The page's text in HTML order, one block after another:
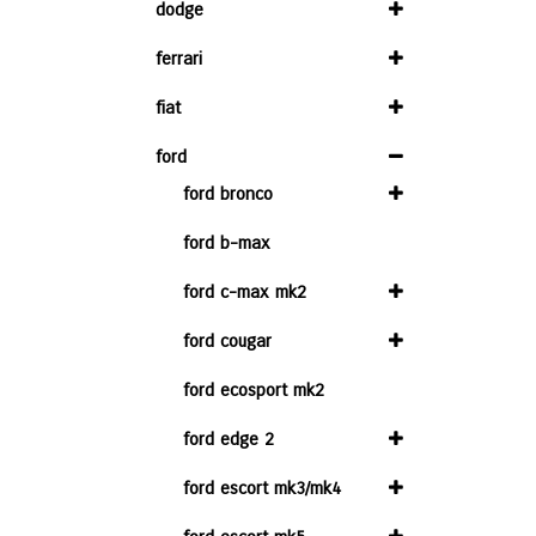
dodge
ferrari
fiat
ford
ford bronco
ford b-max
ford c-max mk2
ford cougar
ford ecosport mk2
ford edge 2
ford escort mk3/mk4